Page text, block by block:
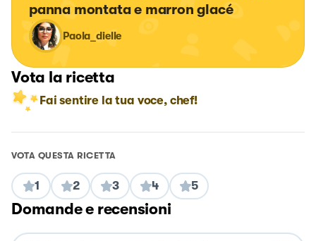
panna montata e marron glacé
Paola_dielle
Vota la ricetta
Fai sentire la tua voce, chef!
VOTA QUESTA RICETTA
1 2 3 4 5
Domande e recensioni